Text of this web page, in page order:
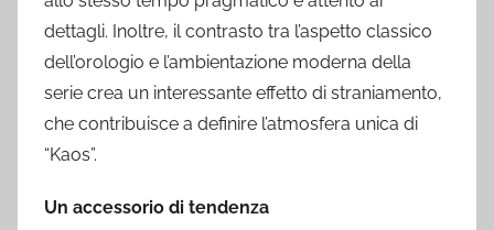
dettagli. Inoltre, il contrasto tra l’aspetto classico
dell’orologio e l’ambientazione moderna della
serie crea un interessante effetto di straniamento,
che contribuisce a definire l’atmosfera unica di
“Kaos”.
Un accessorio di tendenza